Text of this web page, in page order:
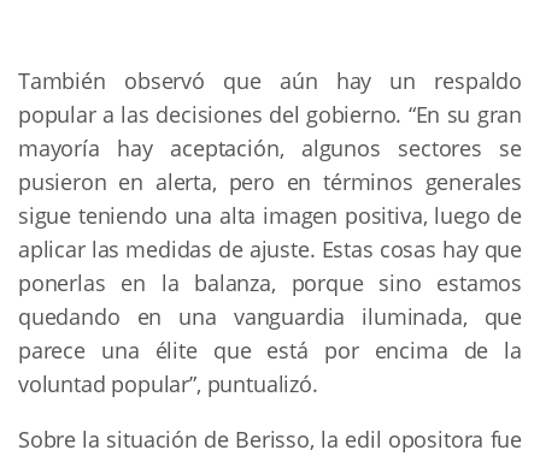
También observó que aún hay un respaldo
popular a las decisiones del gobierno. “En su gran
mayoría hay aceptación, algunos sectores se
pusieron en alerta, pero en términos generales
sigue teniendo una alta imagen positiva, luego de
aplicar las medidas de ajuste. Estas cosas hay que
ponerlas en la balanza, porque sino estamos
quedando en una vanguardia iluminada, que
parece una élite que está por encima de la
voluntad popular”, puntualizó.
Sobre la situación de Berisso, la edil opositora fue